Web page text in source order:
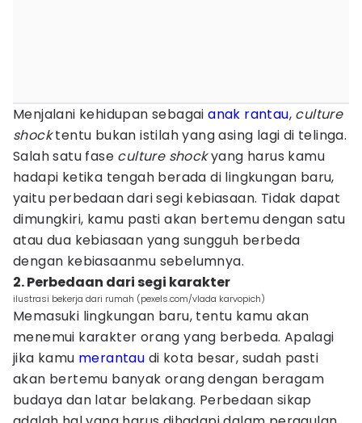
Menjalani kehidupan sebagaianak rantau, culture
shocktentu bukan istilah yang asing lagi di telinga.
Salah satu fase culture shockyang harus kamu
hadapi ketika tengah berada di lingkungan baru,
yaitu perbedaan dari segi kebiasaan. Tidak dapat
dimungkiri, kamu pasti akan bertemu dengan satu
atau dua kebiasaan yang sungguh berbeda
dengan kebiasaanmu sebelumnya.
2. Perbedaan dari segi karakter
ilustrasi bekerja dari rumah (pexels.com/vlada karvopich)
Memasuki lingkungan baru, tentu kamu akan
menemui karakter orang yang berbeda. Apalagi
jika kamu merantau di kota besar, sudah pasti
akan bertemu banyak orang dengan beragam
budaya dan latar belakang. Perbedaan sikap